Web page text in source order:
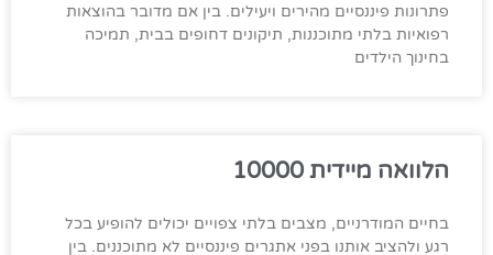
פתרונות פיננסיים מהירים ויעילים. בין אם מדובר בהוצאות
רפואיות בלתי מתוכננות, תיקונים דחופים בבית, תמיכה
בחינוך הילדים
הלוואה מיידית 10000
בחיים המודרניים, מצבים בלתי צפויים יכולים להופיע בכל
רגע ולהציב אותנו בפני אתגרים פיננסיים לא מתוכננים. בין